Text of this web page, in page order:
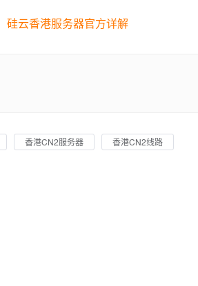
硅云香港服务器官方详解
香港CN2服务器
香港CN2线路